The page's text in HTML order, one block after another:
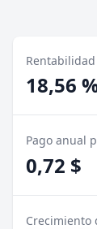
18,56
Pago anual
0,72 $
Crecimiento